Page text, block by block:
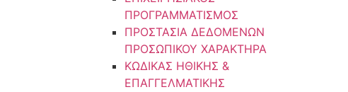
ΠΡΟΓΡΑΜΜΑΤΙΣΜΟΣ
ΠΡΟΣΤΑΣΙΑ ΔΕΔΟΜΕΝΩΝ
ΠΡΟΣΩΠΙΚΟΥ ΧΑΡΑΚΤΗΡΑ
ΚΩΔΙΚΑΣ ΗΘΙΚΗΣ &
ΕΠΑΓΓΕΛΜΑΤΙΚΗΣ